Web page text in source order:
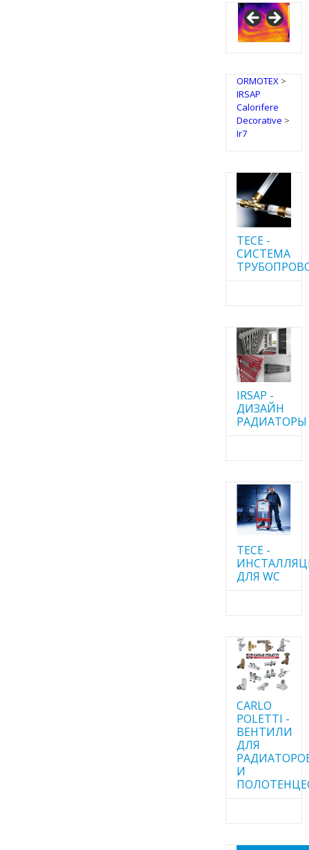
ORMOTEX>
IRSAP
Calorifere
Decorative >
Ir7
TECE -
CИСТЕМА
IRSAP -
ДИЗАЙН
РАДИАТОРЫ
TECE -
ДЛЯ WC
CARLO
POLETTI -
ВЕНТИЛИ
ДЛЯ
И